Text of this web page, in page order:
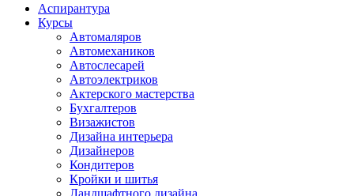
Аспирантура
Курсы
Автомаляров
Автомехаников
Автослесарей
Автоэлектриков
Актерского мастерства
Бухгалтеров
Визажистов
Дизайна интерьера
Дизайнеров
Кондитеров
Кройки и шитья
Ландшафтного дизайна